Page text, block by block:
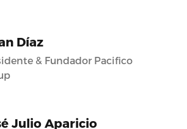
Díaz
& Fundador Pacifico
Julio Aparicio